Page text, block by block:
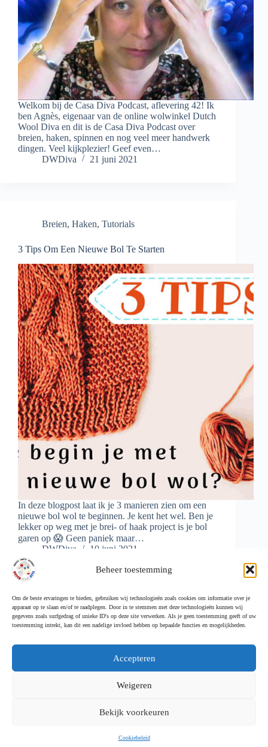
Beheer toestemming
Om de beste ervaringen te bieden, gebruiken wij technologieën zoals cookies om informatie over je
apparaat op te slaan en/of te raadplegen. Door in te stemmen met deze technologieën kunnen wij
gegevens zoals surfgedrag of unieke ID's op deze site verwerken. Als je geen toestemming geeft of uw
toestemming intrekt, kan dit een nadelige invloed hebben op bepaalde functies en mogelijkheden.
Accepteren
Weigeren
Bekijk voorkeuren
Cookiebeleid
Welkom bij de Casa Diva Podcast, aflevering 42! Ik
ben Agnès, eigenaar van de online wolwinkel Dutch
Wool Diva en dit is de Casa Diva Podcast over
breien, haken, spinnen en nog veel meer handwerk
dingen. Veel kijkplezier! Geef even…
DWDiva
21 juni 2021
Breien, Haken, Tutorials
3 Tips Om Een Nieuwe Bol Te Starten
In deze blogpost laat ik je 3 manieren zien om een
nieuwe bol wol te beginnen. Je kent het wel. Ben je
lekker op weg met je brei- of haak project is je bol
garen op 😱 Geen paniek maar…
DWDiva
10 juni 2021
Meer laden